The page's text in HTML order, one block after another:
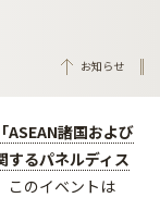
お知らせ
「ASEAN諸国および
するパネルディス
このイベントは